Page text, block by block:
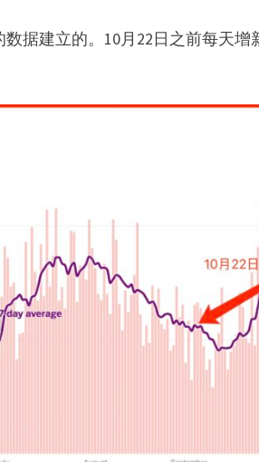
据建立的。10月22日之前每天增